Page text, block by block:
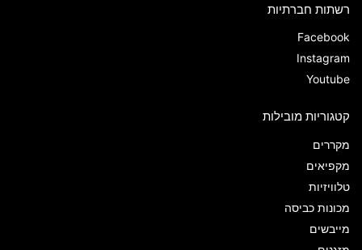
רשתות חברתיות
Facebook
Instagram
Youtube
קטגוריות מובילות
מקררים
מקפיאים
טלוויזיות
מכונות כביסה
מייבשים